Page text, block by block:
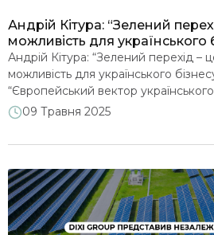
Андрій Кітура: “Зелений
можливість для українського
Андрій Кітура: “Зелений перехід –
можливість для українського
“Європейський вектор
кліматичних стандартів”, що
Ambition Accelerator 2025, виступив
директор з розвитку DiXi Group.
09 Травня 2025